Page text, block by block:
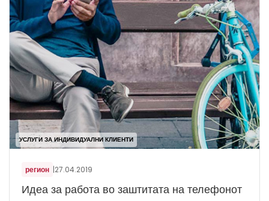
УСЛУГИ ЗА ИНДИВИДУАЛНИ КЛИЕНТИ
регион |27.04.2019
Идеа за работа во заштитата на телефонот